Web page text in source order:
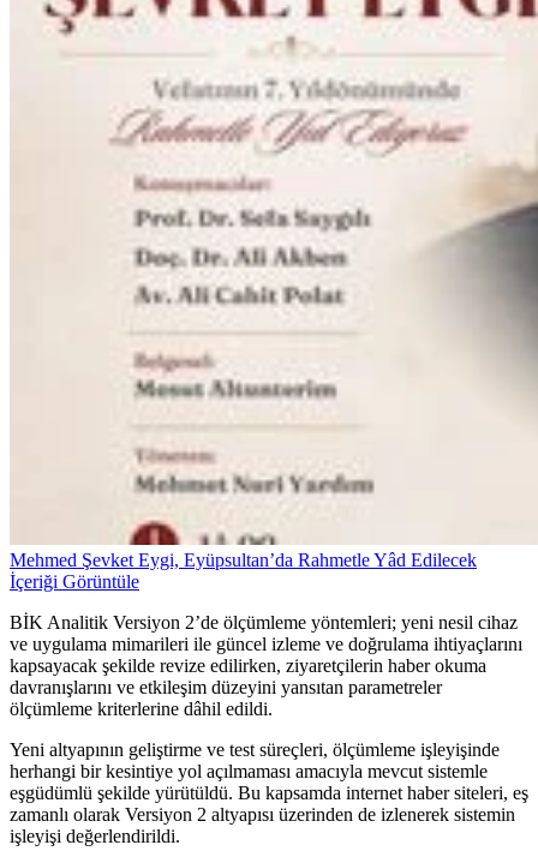
Mehmed Şevket Eygi, Eyüpsultan’da Rahmetle Yâd Edilecek
İçeriği Görüntüle
BİK Analitik Versiyon 2’de ölçümleme yöntemleri; yeni nesil cihaz
ve uygulama mimarileri ile güncel izleme ve doğrulama ihtiyaçlarını
kapsayacak şekilde revize edilirken, ziyaretçilerin haber okuma
davranışlarını ve etkileşim düzeyini yansıtan parametreler
ölçümleme kriterlerine dâhil edildi.
Yeni altyapının geliştirme ve test süreçleri, ölçümleme işleyişinde
herhangi bir kesintiye yol açılmaması amacıyla mevcut sistemle
eşgüdümlü şekilde yürütüldü. Bu kapsamda internet haber siteleri, eş
zamanlı olarak Versiyon 2 altyapısı üzerinden de izlenerek sistemin
işleyişi değerlendirildi.